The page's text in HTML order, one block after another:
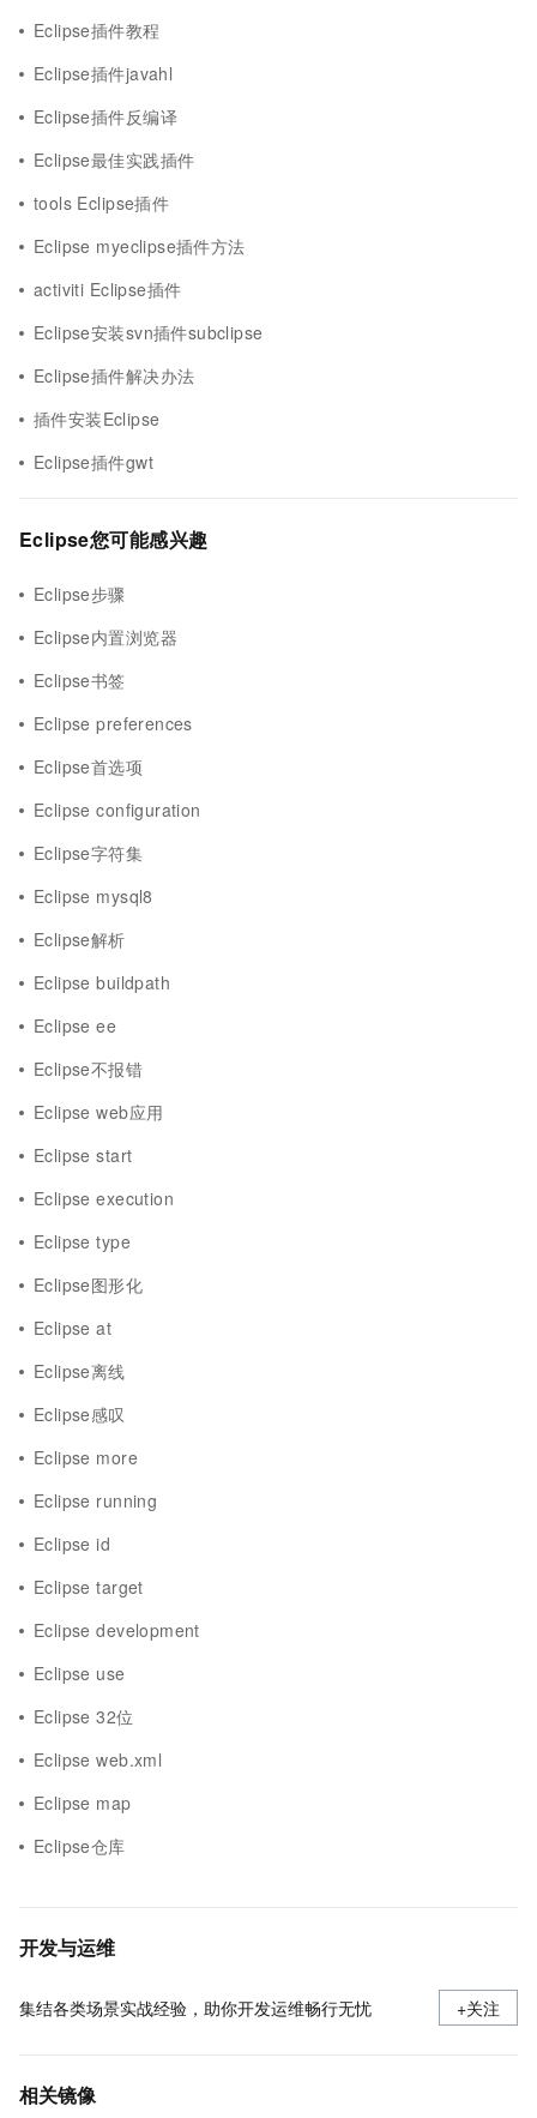
Eclipse插件教程
Eclipse插件javahl
Eclipse插件反编译
Eclipse最佳实践插件
tools Eclipse插件
Eclipse myeclipse插件方法
activiti Eclipse插件
Eclipse安装svn插件subclipse
Eclipse插件解决办法
插件安装Eclipse
Eclipse插件gwt
Eclipse您可能感兴趣
Eclipse步骤
Eclipse内置浏览器
Eclipse书签
Eclipse preferences
Eclipse首选项
Eclipse configuration
Eclipse字符集
Eclipse mysql8
Eclipse解析
Eclipse buildpath
Eclipse ee
Eclipse不报错
Eclipse web应用
Eclipse start
Eclipse execution
Eclipse type
Eclipse图形化
Eclipse at
Eclipse离线
Eclipse感叹
Eclipse more
Eclipse running
Eclipse id
Eclipse target
Eclipse development
Eclipse use
Eclipse 32位
Eclipse web.xml
Eclipse map
Eclipse仓库
开发与运维
集结各类场景实战经验，助你开发运维畅行无忧 +关注
相关镜像